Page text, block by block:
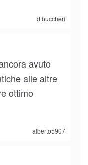
d.buccheri
alberto5907
avuto
alle altre
ottimo